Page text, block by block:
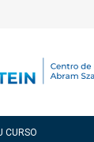
CURSO